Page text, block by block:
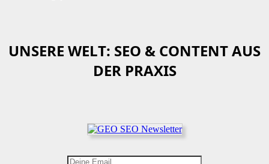
UNSERE WELT: SEO & CONTENT AUS
DER PRAXIS